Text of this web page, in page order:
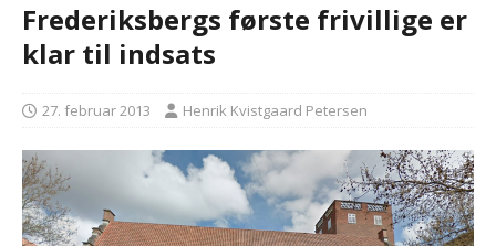
Frederiksbergs første frivillige er
klar til indsats
27. februar 2013 Henrik Kvistgaard Petersen